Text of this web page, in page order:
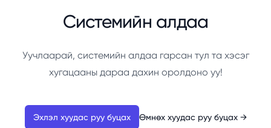
Системийн алдаа
Уучлаарай, системийн алдаа гарсан тул та хэсэг
хугацааны дараа дахин оролдоно уу!
Эхлэл хуудас руу буцах Өмнөх хуудас руу буцах →